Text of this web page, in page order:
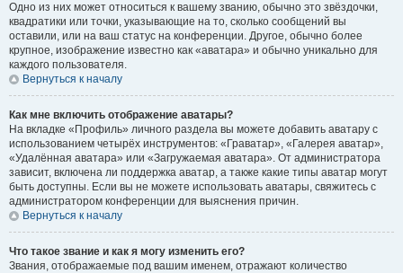
Одно из них может относиться к вашему званию, обычно это звёздочки,
квадратики или точки, указывающие на то, сколько сообщений вы
оставили, или на ваш статус на конференции. Другое, обычно более
крупное, изображение известно как «аватара» и обычно уникально для
каждого пользователя.
Вернуться к началу
Как мне включить отображение аватары?
На вкладке «Профиль» личного раздела вы можете добавить аватару с
использованием четырёх инструментов: «Граватар», «Галерея аватар»,
«Удалённая аватара» или «Загружаемая аватара». От администратора
зависит, включена ли поддержка аватар, а также какие типы аватар могут
быть доступны. Если вы не можете использовать аватары, свяжитесь с
администратором конференции для выяснения причин.
Вернуться к началу
Что такое звание и как я могу изменить его?
Звания, отображаемые под вашим именем, отражают количество